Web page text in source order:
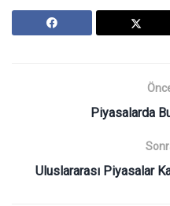
Piyasalarda
Uluslararası Piyasalar